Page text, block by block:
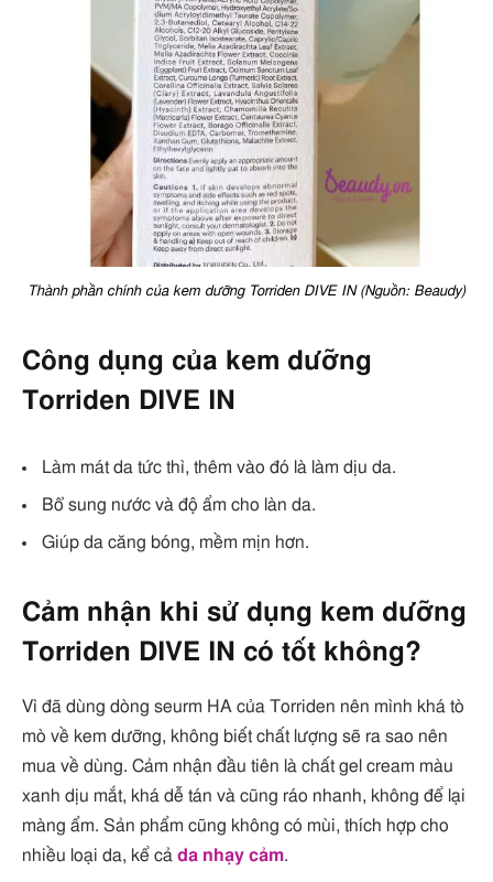
Thành phần chính của kem dưỡng Torriden DIVE IN (Nguồn: Beaudy)
Công dụng của kem dưỡng
Torriden DIVE IN
Làm mát da tức thì, thêm vào đó là làm dịu da.
Bổ sung nước và độ ẩm cho làn da.
Giúp da căng bóng, mềm mịn hơn.
Cảm nhận khi sử dụng kem dưỡng
Torriden DIVE IN có tốt không?
Vì đã dùng dòng seurm HA của Torriden nên mình khá tò
mò về kem dưỡng, không biết chất lượng sẽ ra sao nên
mua về dùng. Cảm nhận đầu tiên là chất gel cream màu
xanh dịu mắt, khá dễ tán và cũng ráo nhanh, không để lại
màng ẩm. Sản phẩm cũng không có mùi, thích hợp cho
nhiều loại da, kể cả da nhạy cảm.